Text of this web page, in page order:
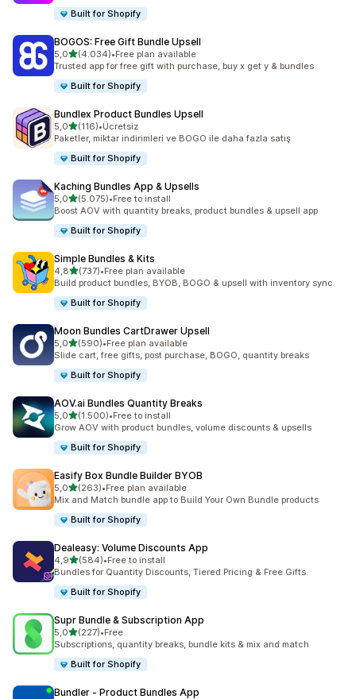
Built for Shopify
BOGOS: Free Gift Bundle Upsell
5,05 yıldız üzerinden
(4.034)
toplam 4034 değerlendirme
•Free plan available
Trusted app for free gift with purchase, buy x get y & bundles
Built for Shopify
Bundlex Product Bundles Upsell
5,05 yıldız üzerinden
(116)
toplam 116 değerlendirme
•Ücretsiz
Paketler, miktar indirimleri ve BOGO ile daha fazla satış
Built for Shopify
Kaching Bundles App & Upsells
5,05 yıldız üzerinden
(5.075)
toplam 5075 değerlendirme
•Free to install
Boost AOV with quantity breaks, product bundles & upsell app
Built for Shopify
Simple Bundles & Kits
4,85 yıldız üzerinden
(737)
toplam 737 değerlendirme
•Free plan available
Build product bundles, BYOB, BOGO & upsell with inventory sync
Built for Shopify
Moon Bundles CartDrawer Upsell
5,05 yıldız üzerinden
(590)
toplam 590 değerlendirme
•Free plan available
Slide cart, free gifts, post purchase, BOGO, quantity breaks
Built for Shopify
AOV.ai Bundles Quantity Breaks
5,05 yıldız üzerinden
(1.500)
toplam 1500 değerlendirme
•Free to install
Grow AOV with product bundles, volume discounts & upsells
Built for Shopify
Easify Box Bundle Builder BYOB
5,05 yıldız üzerinden
(263)
toplam 263 değerlendirme
•Free plan available
Mix and Match bundle app to Build Your Own Bundle products
Built for Shopify
Dealeasy: Volume Discounts App
4,95 yıldız üzerinden
(584)
toplam 584 değerlendirme
•Free to install
Bundles for Quantity Discounts, Tiered Pricing & Free Gifts.
Built for Shopify
Supr Bundle & Subscription App
5,05 yıldız üzerinden
(227)
toplam 227 değerlendirme
•Free
Subscriptions, quantity breaks, bundle kits & mix and match
Built for Shopify
Bundler ‑ Product Bundles App